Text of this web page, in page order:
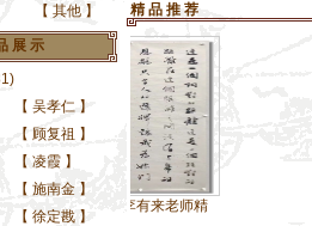
【 其他 】
展 示
【 吴孝仁 】
【 顾复祖 】
【 凌霞 】
【 施南金 】
【 徐定戡 】
精 品 推 荐
当代名家李有来老师精